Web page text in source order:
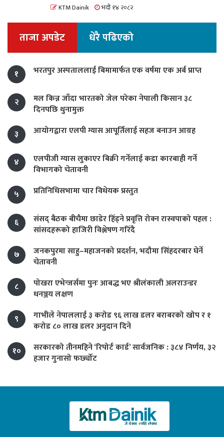
KTM Dainik भदौ १४ २०८२
ताजा अपडेट धेरै पढिएको
१ भरतपुर अस्पताललाई बिमामार्फत एक वर्षमा एक अर्ब प्राप्त
२
मल किन्न जाँदा भारतको जेल परेका नेपाली किसान ३८
दिनपछि थुनामुक्त
३
आयोगद्वारा एलपी ग्यास आपूर्तिलाई सहज बनाउन आग्रह
४
एलपीजी ग्यास लुकाएर बिक्री गर्नेलाई कडा कारबाही गर्ने
विभागको चेतावनी
५
प्रतिनिधिसभामा चार विधेयक प्रस्तुत
६
संसद् बैठक बीचैमा छाडेर हिँड्ने प्रवृत्ति रोक्न रास्वपाको पहल :
सांसदहरूको हाजिरी विश्लेषण गरिँदै
७
जनकपुरमा साहु–महाजनको प्रदर्शन, भदौमा सिंहदरबार घेर्ने
चेतावनी
८
पोखरा एभेन्जर्समा पुनः आबद्ध भए श्रीलंकाली अलराउन्डर
धनञ्जय लक्षण
९
गाभीले नेपाललाई ३ करोड ९६ लाख डलर बराबरको खोप र १
करोड ८० लाख डलर अनुदान दिने
१०
सरकारको तीनमहिने ‘रिपोर्ट कार्ड’ सार्वजनिक : ३८४ निर्णय, ३२
हजार गुनासो फर्छ्योट